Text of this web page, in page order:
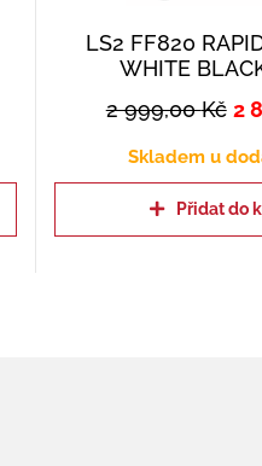
LS2 FF820
WHITE
2 999,00Kč 2
Skladem u
Přidat do